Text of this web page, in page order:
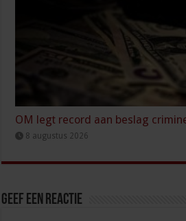
OM legt record aan beslag
8 augustus 2026
Geef een reactie